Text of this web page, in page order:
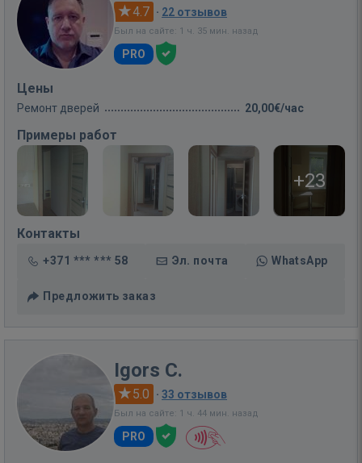
4.7 · 22 отзывов
Был на сайте: 1 ч. 35 мин. назад
PRO
Цены
Ремонт дверей 20,00€/час
Примеры работ
+23
Контакты
+371 *** *** 58 Эл. почта WhatsApp
Предложить заказ
Igors C.
5.0 · 33 отзывов
Был на сайте: 1 ч. 44 мин. назад
PRO